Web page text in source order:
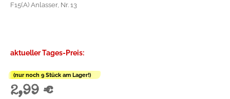
F15(A) Anlasser, Nr. 13
aktueller Tages-Preis:
(nur noch 9 Stück am Lager!)
2,99 €